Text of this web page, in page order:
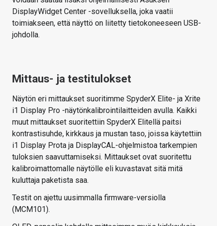
DisplayWidget Center -sovelluksella, joka vaatii
toimiakseen, että näyttö on liitetty tietokoneeseen USB-
johdolla.
Mittaus- ja testitulokset
Näytön eri mittaukset suoritimme SpyderX Elite- ja Xrite
i1 Display Pro -näytönkalibrointilaitteiden avulla. Kaikki
muut mittaukset suoritettiin SpyderX Elitellä paitsi
kontrastisuhde, kirkkaus ja mustan taso, joissa käytettiin
i1 Display Prota ja DisplayCAL-ohjelmistoa tarkempien
tuloksien saavuttamiseksi. Mittaukset ovat suoritettu
kalibroimattomalle näytölle eli kuvastavat sitä mitä
kuluttaja paketista saa.
Testit on ajettu uusimmalla firmware-versiolla
(MCM101).